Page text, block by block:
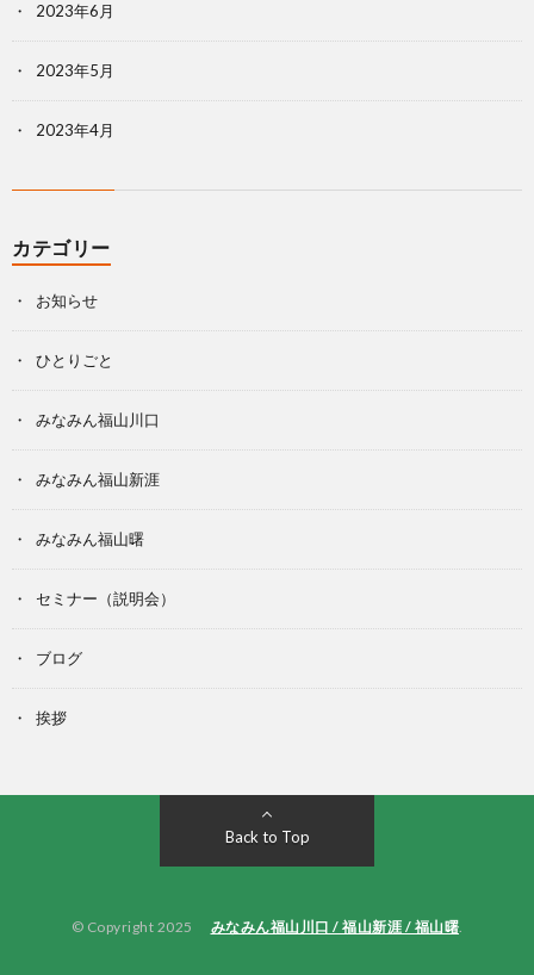
2023年6月
2023年5月
2023年4月
カテゴリー
お知らせ
ひとりごと
みなみん福山川口
みなみん福山新涯
みなみん福山曙
セミナー（説明会）
ブログ
挨拶
Back to Top
© Copyright 2025 みなみん福山川口 / 福山新涯 / 福山曙.